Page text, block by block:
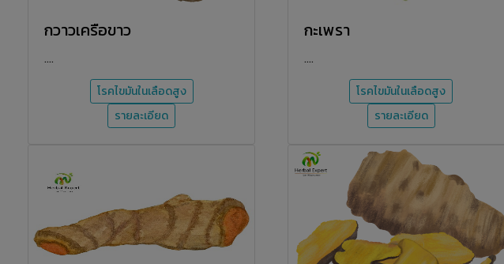
กวาวเครือขาว
....
โรคไขมันในเลือดสูง
รายละเอียด
กะเพรา
....
โรคไขมันในเลือดสูง
รายละเอียด